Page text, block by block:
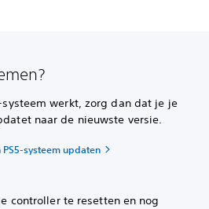
systeem werkt, zorg dan dat je je
naar de nieuwste versie.
systeem updaten
controller te resetten en nog